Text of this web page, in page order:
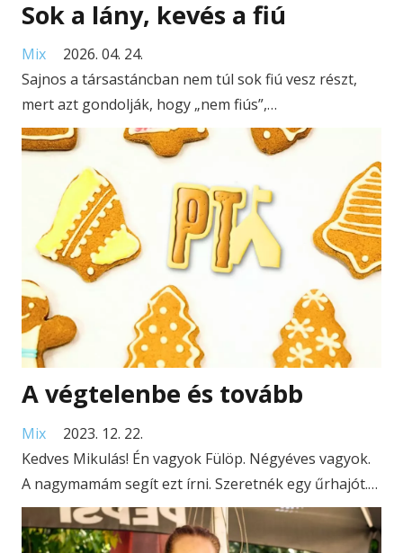
Sok a lány, kevés a fiú
Mix
2026. 04. 24.
Sajnos a társastáncban nem túl sok fiú vesz részt,
mert azt gondolják, hogy „nem fiús”,…
A végtelenbe és tovább
Mix
2023. 12. 22.
Kedves Mikulás! Én vagyok Fülöp. Négyéves vagyok.
A nagymamám segít ezt írni. Szeretnék egy űrhajót.…